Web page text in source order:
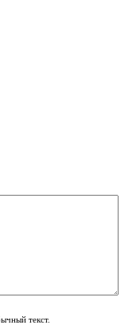
текст.